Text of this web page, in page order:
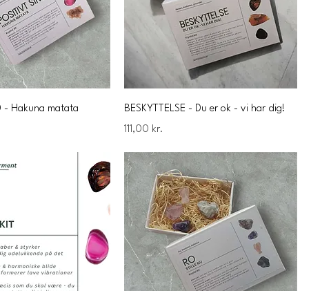
- Hakuna matata
BESKYTTELSE - Du er ok - vi har dig!
Pris
111,00 kr.